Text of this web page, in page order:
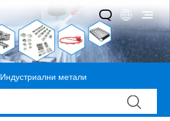
Индустриални метали